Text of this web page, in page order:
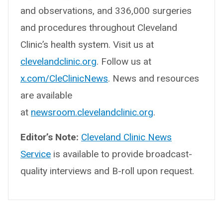
and observations, and 336,000 surgeries
and procedures throughout Cleveland
Clinic’s health system. Visit us at
clevelandclinic.org. Follow us at
x.com/CleClinicNews. News and resources
are available
at newsroom.clevelandclinic.org.
Editor’s Note: Cleveland Clinic News
Service is available to provide broadcast-
quality interviews and B-roll upon request.